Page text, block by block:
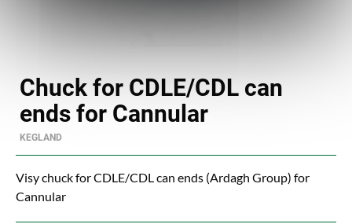
Chuck for CDLE/CDL can
ends for Cannular
KEGLAND
Visy chuck for CDLE/CDL can ends (Ardagh Group) for
Cannular